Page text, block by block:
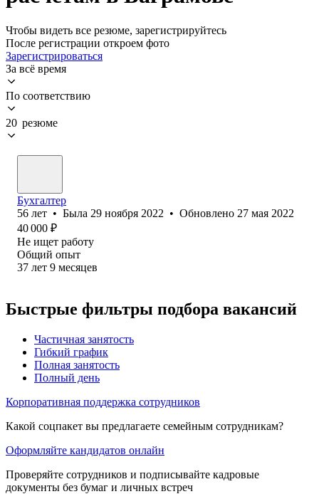
Чтобы видеть все резюме, зарегистрируйтесь
После регистрации откроем фото
Зарегистрироваться
За всё время
По соответствию
20 резюме
Бухгалтер
56 лет • Была 29 ноября 2022 • Обновлено 27 мая 2022
40 000 ₽
Не ищет работу
Общий опыт
37 лет 9 месяцев
Быстрые фильтры подбора вакансий
Частичная занятость
Гибкий график
Полная занятость
Полный день
Корпоративная поддержка сотрудников
Какой соцпакет вы предлагаете семейным сотрудникам?
Оформляйте кандидатов онлайн
Проверяйте сотрудников и подписывайте кадровые
документы без бумаг и личных встреч